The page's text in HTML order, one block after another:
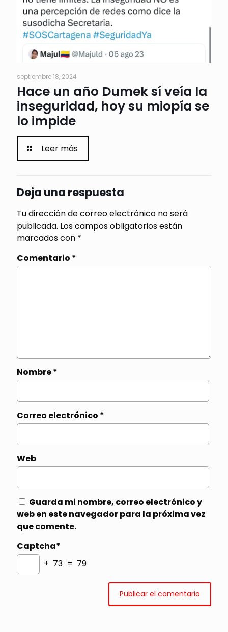
septiembre 18, 2024
Hace un año Dumek sí veía la
inseguridad, hoy su miopía se
lo impide
Leer más
Deja una respuesta
Tu dirección de correo electrónico no será
publicada. Los campos obligatorios están
marcados con *
Comentario *
Nombre*
Correo electrónico *
Web
Guarda mi nombre, correo electrónico y
web en este navegador para la próxima vez
que comente.
Captcha*
+ 73 = 79